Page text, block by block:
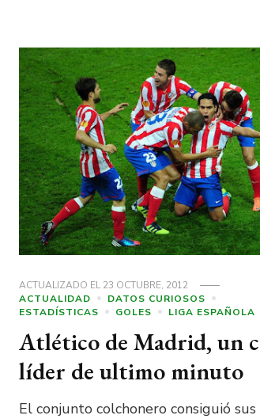
ACTUALIZADO EL23 OCTUBRE, 2012
ACTUALIDAD
DATOS CURIOSOS
ESTADÍSTICAS
GOLES LIGA ESPAÑOLA
Atlético de Madrid, un
líder de ultimo minuto
El conjunto colchonero consiguió sus